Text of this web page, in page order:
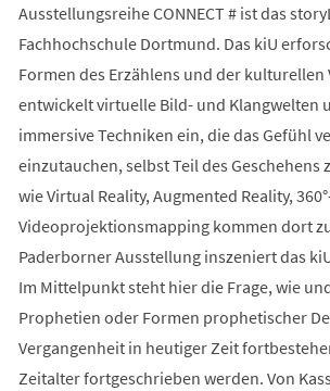
Ausstellungsreihe CONNECT # ist das
Fachhochschule Dortmund. Das kiU
Formen des Erzählens und der kulturellen
entwickelt virtuelle Bild- und Klangwelten
immersive Techniken ein, die das Gefühl
einzutauchen, selbst Teil des Geschehens
wie Virtual Reality, Augmented Reality,
Videoprojektionsmapping kommen dort
Paderborner Ausstellung inszeniert das
Im Mittelpunkt steht hier die Frage, wie
Prophetien oder Formen prophetischer
Vergangenheit in heutiger Zeit
Zeitalter fortgeschrieben werden. Von